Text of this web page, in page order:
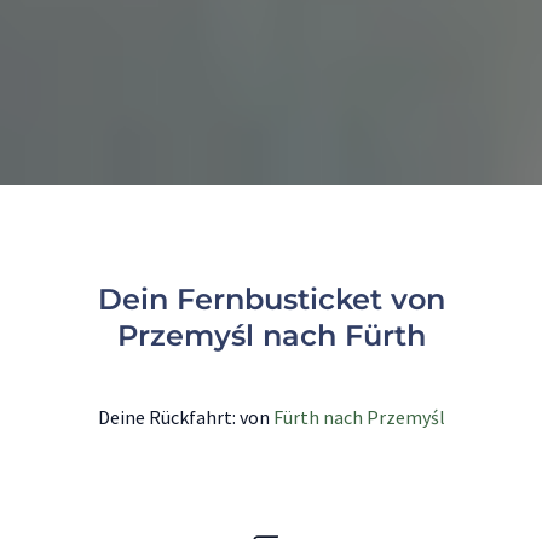
Dein Fernbusticket von
Przemyśl nach Fürth
Deine Rückfahrt: von Fürth nach Przemyśl